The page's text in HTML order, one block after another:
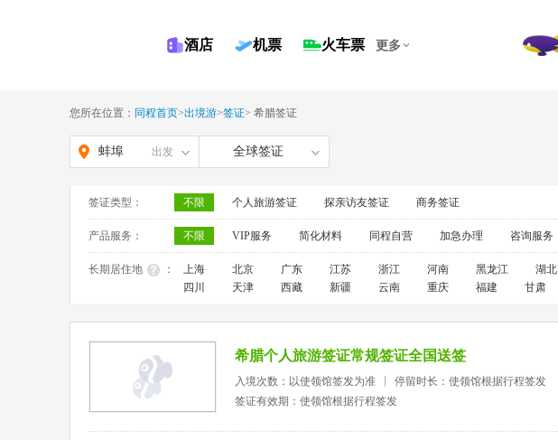
酒店 机票 火车票 更多
您所在位置： 同程首页>出境游>签证> 希腊签证
蚌埠 出发 全球签证
签证类型： 不限 个人旅游签证 探亲访友签证 商务签证
产品服务： 不限 VIP服务 简化材料 同程自营 加急办理 咨询服务
长期居住地 ： 上海 北京 广东 江苏 浙江 河南 黑龙江 湖北
四川
天津 西藏 新疆 云南 重庆 福建 甘肃
希腊个人旅游签证常规签证全国送签
入境次数：以使领馆签发为准
停留时长：使领馆根据行程签发
签证有效期：使领馆根据行程签发